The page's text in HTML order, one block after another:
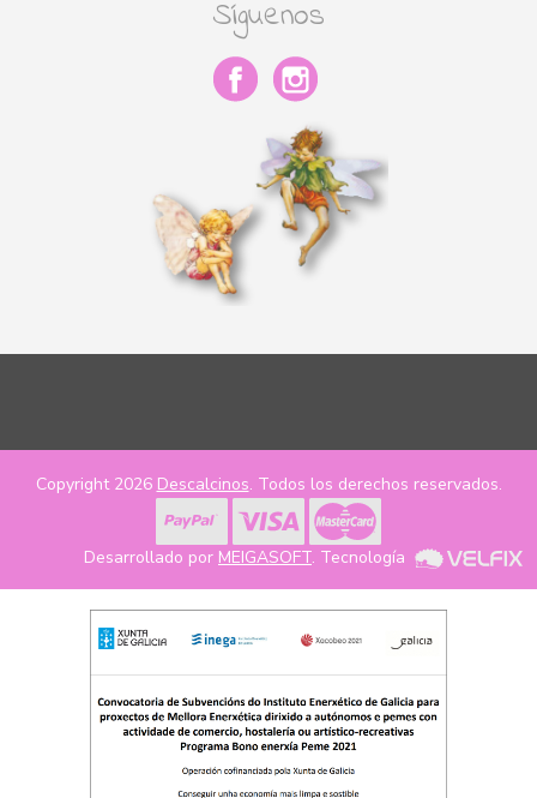
Síguenos
Copyright 2026 Descalcinos. Todos los derechos reservados.
Desarrollado por MEIGASOFT. Tecnología